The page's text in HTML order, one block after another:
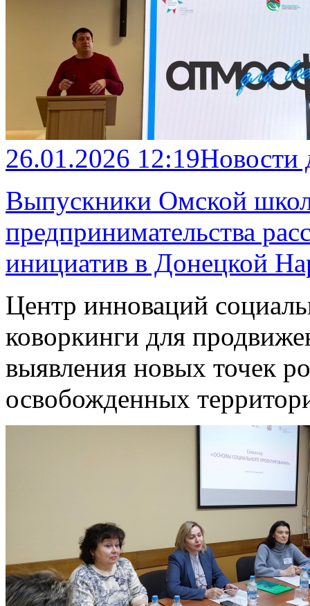
26.01.2026 12:19
Выпускники Омской
предпринимательства
инициатив в Донецкой
Центр инноваций
коворкинги для
выявления новых точек
освобожденных